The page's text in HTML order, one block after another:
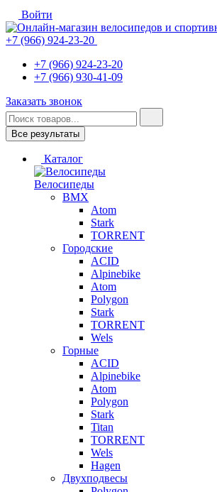
Войти
+7 (966) 924-23-20
+7 (966) 924-23-20
+7 (966) 930-41-09
Заказать звонок
Все результаты
Каталог
Велосипеды
BMX
Atom
Stark
TORRENT
Городские
ACID
Alpinebike
Atom
Polygon
Stark
TORRENT
Wels
Горные
ACID
Alpinebike
Atom
Polygon
Stark
Titan
TORRENT
Wels
Hagen
Двухподвесы